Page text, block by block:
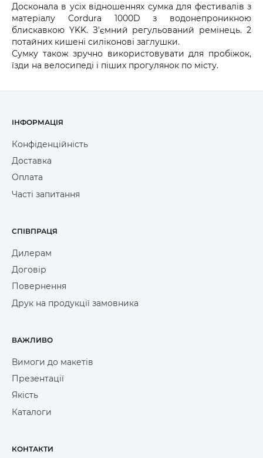
Досконала в усіх відношеннях сумка для фестивалів з
матеріалу Cordura 1000D з водонепроникною
блискавкою YKK. З'ємний регульований ремінець. 2
потайних кишені силіконові заглушки.
Сумку також зручно використовувати для пробіжок,
їзди на велосипеді і піших прогулянок по місту.
ІНФОРМАЦІЯ
Конфіденційність
Доставка
Оплата
Часті запитання
СПІВПРАЦЯ
Дилерам
Договір
Повернення
Друк на продукції замовника
ВАЖЛИВО
Вимоги до макетів
Презентації
Якість
Каталоги
КОНТАКТИ